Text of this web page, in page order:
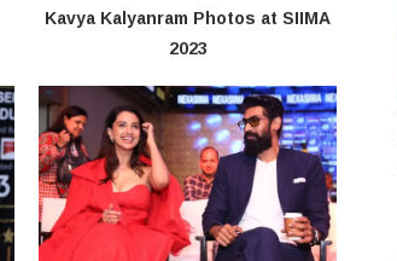
Kavya Kalyanram Photos at SIIMA
2023